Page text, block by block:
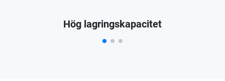
Hög lagringskapacitet